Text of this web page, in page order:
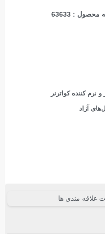
: 63633
نرم کننده کواترنر
آزاد
علاقه مندی ها